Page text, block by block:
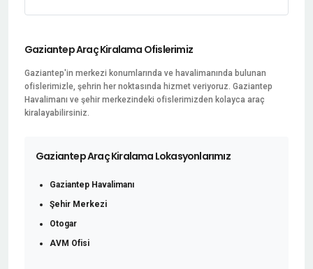
Gaziantep Araç Kiralama Ofislerimiz
Gaziantep'in merkezi konumlarında ve havalimanında bulunan
ofislerimizle, şehrin her noktasında hizmet veriyoruz. Gaziantep
Havalimanı ve şehir merkezindeki ofislerimizden kolayca araç
kiralayabilirsiniz.
Gaziantep Araç Kiralama Lokasyonlarımız
Gaziantep Havalimanı
Şehir Merkezi
Otogar
AVM Ofisi